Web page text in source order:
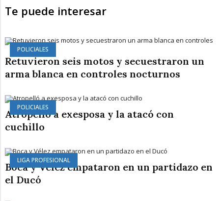
Te puede interesar
POLICIALES
Retuvieron seis motos y secuestraron un
arma blanca en controles nocturnos
POLICIALES
Atropelló a exesposa y la atacó con
cuchillo
LIGA PROFESIONAL
Boca y Vélez empataron en un partidazo en
el Ducó